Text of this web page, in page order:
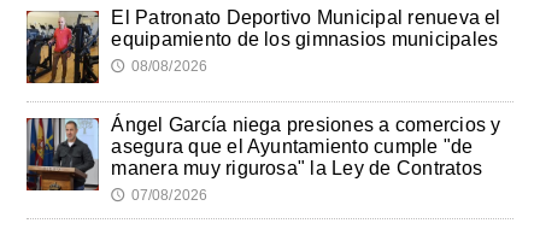
El Patronato Deportivo Municipal renueva el
equipamiento de los gimnasios municipales
🕔 08/08/2026
Ángel García niega presiones a comercios y
asegura que el Ayuntamiento cumple "de
manera muy rigurosa" la Ley de Contratos
🕔 07/08/2026